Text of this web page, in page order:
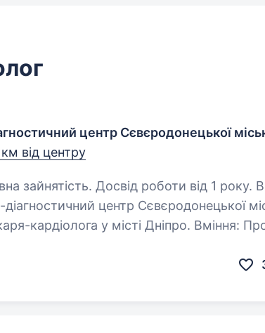
центр Сєвєродонецької
від центру
зайнятість. Досвід роботи від 1 року.
у місті Дніпро. Вміння: Проведення